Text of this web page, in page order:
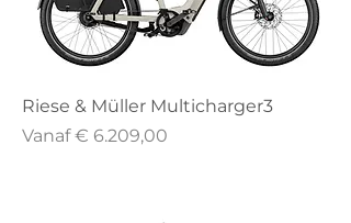
Riese & Müller Multicharger3
Vanaf€ 6.209,00
Verkoopprijs